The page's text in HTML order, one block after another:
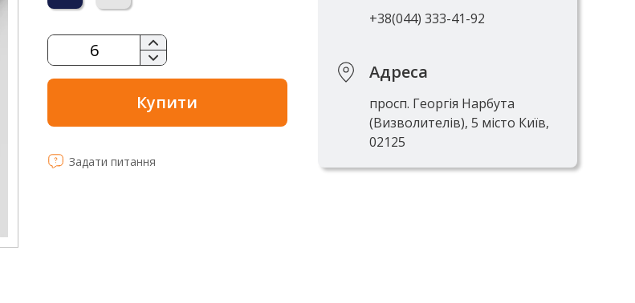
Купити
Задати питання
+38(044) 333-41-92
Адреса
просп. Георгія Нарбута
(Визволителів), 5 місто Київ,
02125